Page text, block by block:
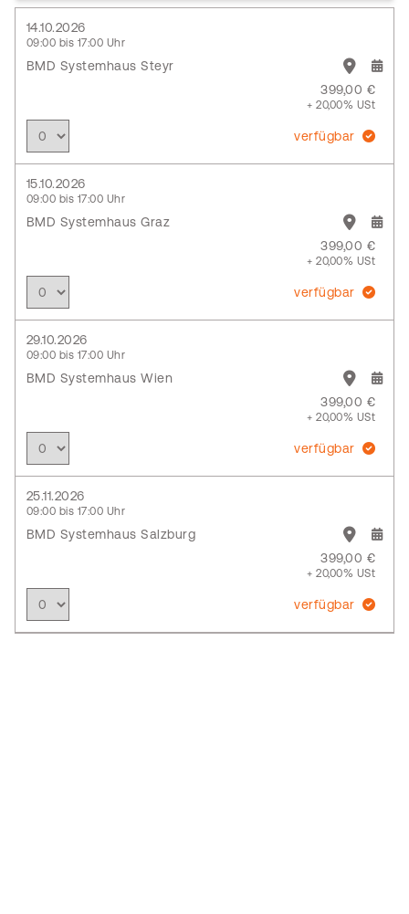
14.10.2026
09:00 bis 17:00 Uhr
BMD Systemhaus Steyr
399,00 €
+ 20,00% USt
verfügbar
15.10.2026
09:00 bis 17:00 Uhr
BMD Systemhaus Graz
399,00 €
+ 20,00% USt
verfügbar
29.10.2026
09:00 bis 17:00 Uhr
BMD Systemhaus Wien
399,00 €
+ 20,00% USt
verfügbar
25.11.2026
09:00 bis 17:00 Uhr
BMD Systemhaus Salzburg
399,00 €
+ 20,00% USt
verfügbar